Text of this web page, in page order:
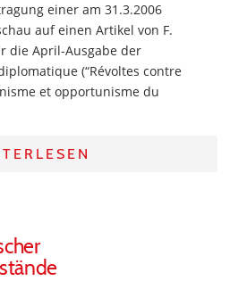
einer am 31.3.2006
auf einen Artikel von F.
die April-Ausgabe der
(“Révoltes contre
et opportunisme du